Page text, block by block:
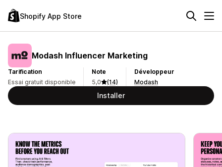
Shopify App Store
Modash Influencer Marketing
Tarification
Essai gratuit disponible
Note
5,0
(14)
Développeur
Modash
Installer